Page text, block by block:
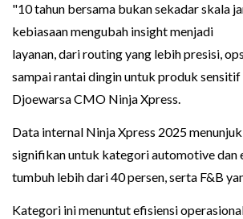
"10 tahun bersama bukan sekadar skala
kebiasaan mengubah insight menjadi
layanan, dari routing yang lebih presisi,
sampai rantai dingin untuk produk sensitif
Djoewarsa CMO Ninja Xpress.
Data internal Ninja Xpress 2025
signifikan untuk kategori automotive dan
tumbuh lebih dari 40 persen, serta F&B
Kategori ini menuntut efisiensi